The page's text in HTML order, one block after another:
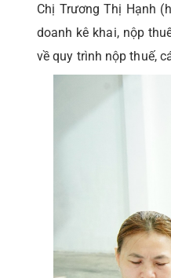
Chị Trương Thị Hạnh
doanh kê khai, nộp
về quy trình nộp thuế,